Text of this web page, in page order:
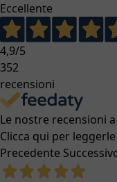
Eccellente
4,9/5
352
recensioni
Le nostre recensioni
Clicca qui per
Precedente